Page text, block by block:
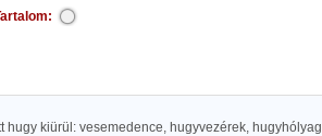
kiürül: vesemedence, hugyvezérek, hugyhólyag